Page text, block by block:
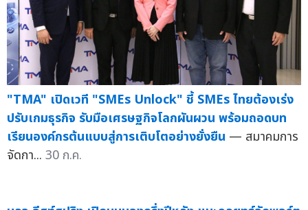
"TMA" เปิดเวที "SMEs Unlock" ชี้ SMEs ไทยต้องเร่ง
ปรับเกมธุรกิจ รับมือเศรษฐกิจโลกผันผวน พร้อมถอดบท
เรียนองค์กรต้นแบบสู่การเติบโตอย่างยั่งยืน — สมาคมการ
จัดกา... 30 ก.ค.